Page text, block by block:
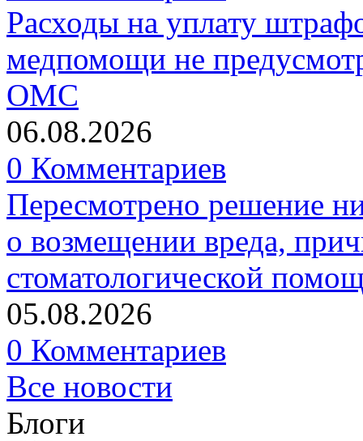
Расходы на уплату
медпомощи не
ОМС
06.08.2026
0 Комментариев
Пересмотрено решение
о возмещении вреда,
стоматологической
05.08.2026
0 Комментариев
Все новости
Блоги